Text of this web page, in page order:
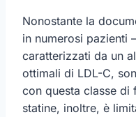
Nonostante la
in numerosi pazienti
caratterizzati da un
ottimali di LDL-C,
con questa classe di
statine, inoltre, è